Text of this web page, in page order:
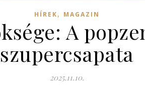
HÍREK, MAGAZIN
A
szupercsapata
2025.11.10.